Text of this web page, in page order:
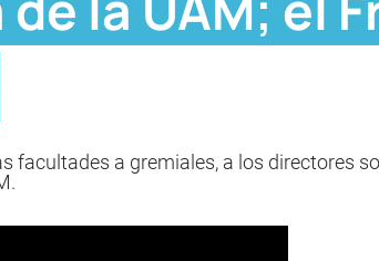
facultades a gremiales, a los directores